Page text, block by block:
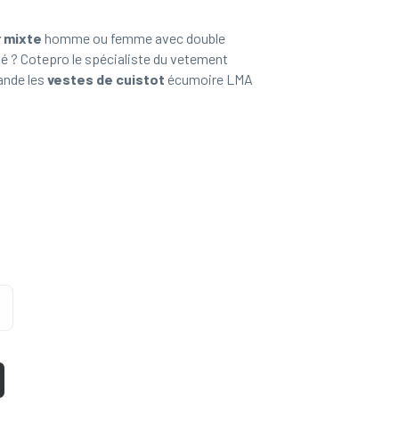
mixte homme ou femme avec double
? Cotepro le spécialiste du vetement
les vestes de cuistot écumoire LMA